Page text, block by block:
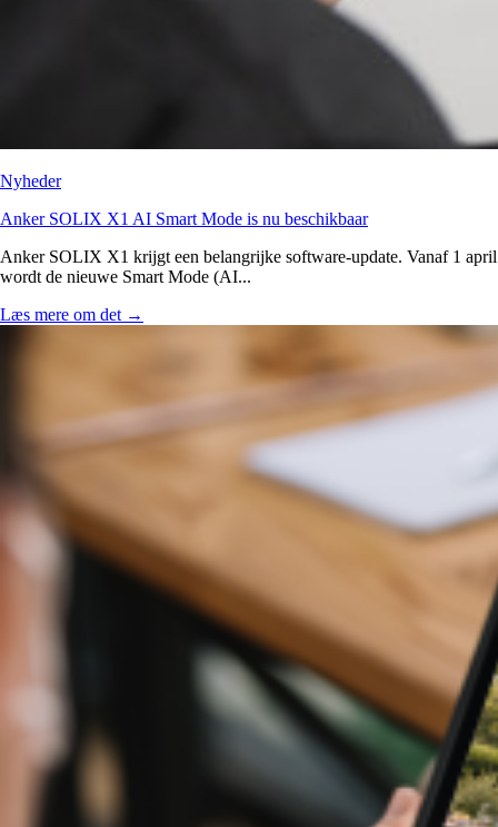
Nyheder
Anker SOLIX X1 AI Smart Mode is nu beschikbaar
Anker SOLIX X1 krijgt een belangrijke software-update. Vanaf 1 april
wordt de nieuwe Smart Mode (AI...
Læs mere om det →